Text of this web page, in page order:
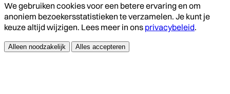
We gebruiken cookies voor een betere ervaring en om
anoniem bezoekersstatistieken te verzamelen. Je kunt je
keuze altijd wijzigen. Lees meer in ons privacybeleid.
Alleen noodzakelijk Alles accepteren